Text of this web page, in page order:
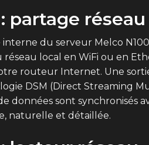
partage réseau
interne du serveur Melco
local en WiFi ou en
routeur Internet. Une
DSM (Direct Streaming
données sont synchronisés
naturelle et détaillée.